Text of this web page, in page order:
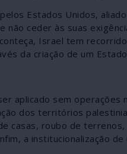
Estados Unidos,
ceder às suas
Israel tem
da criação de um
aplicado sem
dos territórios
casas, roubo de
a institucionalização